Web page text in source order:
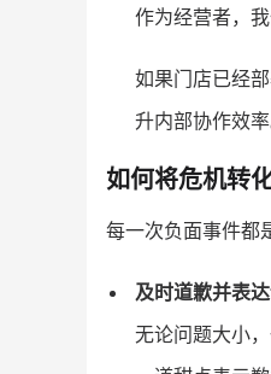
作为经营者，
如果门店已经
升内部协作效率
如何将危机转
每一次负面事件都
及时道歉并表
无论问题大小